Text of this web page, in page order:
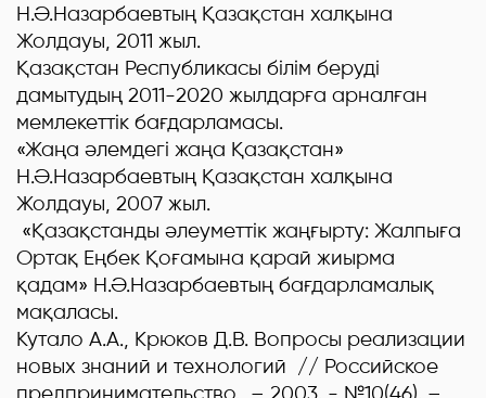
Н.Ә.Назарбаевтың Қазақстан халқына
Жолдауы, 2011 жыл.
Қазақстан Республикасы білім беруді
дамытудың 2011-2020 жылдарға арналған
мемлекеттік бағдарламасы.
«Жаңа әлемдегі жаңа Қазақстан»
Н.Ә.Назарбаевтың Қазақстан халқына
Жолдауы, 2007 жыл.
«Қазақстанды әлеуметтік жаңғырту: Жалпыға
Ортақ Еңбек Қоғамына қарай жиырма
қадам» Н.Ә.Назарбаевтың бағдарламалық
мақаласы.
Кутало А.А., Крюков Д.В. Вопросы реализации
новых знаний и технологий // Российское